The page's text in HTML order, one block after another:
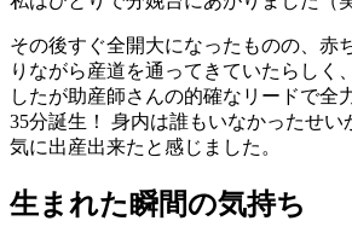
その後すぐ全開大になったものの、赤
りながら産道を通ってきていたらしく
したが助産師さんの的確なリードで全
35分誕生！ 身内は誰もいなかったせい
気に出産出来たと感じました。
生まれた瞬間の気持ち